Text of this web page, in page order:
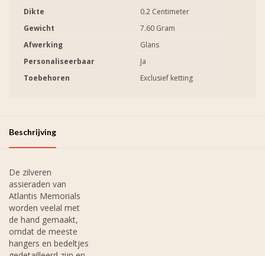
Dikte
0.2 Centimeter
Gewicht
7.60 Gram
Afwerking
Glans
Personaliseerbaar
Ja
Toebehoren
Exclusief ketting
Beschrijving
De zilveren
assieraden van
Atlantis Memorials
worden veelal met
de hand gemaakt,
omdat de meeste
hangers en bedeltjes